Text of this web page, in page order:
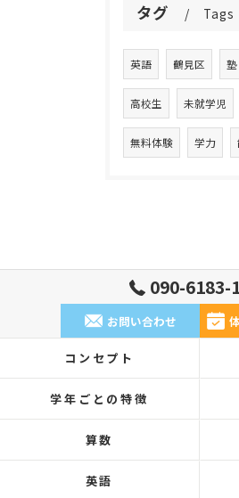
タグ Tags
英語 鶴見区 塾
高校生 未就学児
無料体験 学力
090-6183-
お問い合わせ
コンセプト
学年ごとの特徴
算数
英語